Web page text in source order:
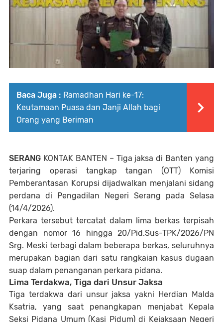
Baca Juga : Ramadhan Hari ke-17:
Keutamaan Puasa dan Janji Allah bagi
Orang yang Beriman
SERANG KONTAK BANTEN – Tiga jaksa di Banten yang
terjaring operasi tangkap tangan (OTT) Komisi
Pemberantasan Korupsi dijadwalkan menjalani sidang
perdana di Pengadilan Negeri Serang pada Selasa
(14/4/2026).
Perkara tersebut tercatat dalam lima berkas terpisah
dengan nomor 16 hingga 20/Pid.Sus-TPK/2026/PN
Srg. Meski terbagi dalam beberapa berkas, seluruhnya
merupakan bagian dari satu rangkaian kasus dugaan
suap dalam penanganan perkara pidana.
Lima Terdakwa, Tiga dari Unsur Jaksa
Tiga terdakwa dari unsur jaksa yakni Herdian Malda
Ksatria, yang saat penangkapan menjabat Kepala
Seksi Pidana Umum (Kasi Pidum) di Kejaksaan Negeri